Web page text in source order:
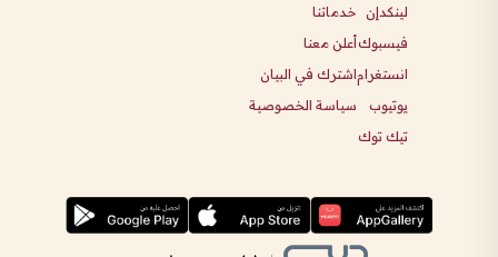
لينكدإن
فيسبوك
انستغرام
يوتيوب
تيك توك
خدماتنا
أعلن معنا
اشترك في البيان
سياسة الخصوصية